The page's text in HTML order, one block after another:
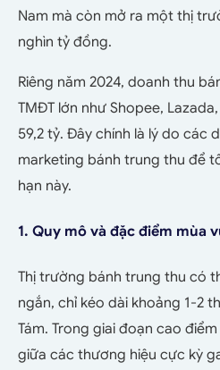
Nam mà còn mở ra một thị
nghìn tỷ đồng.
Riêng năm 2024, doanh thu
TMĐT lớn như Shopee,
59,2 tỷ. Đây chính là lý do các
marketing bánh trung thu để
hạn này.
1. Quy mô và đặc điểm mùa
Thị trường bánh trung thu có
ngắn, chỉ kéo dài khoảng 1-2
Tám. Trong giai đoạn cao
giữa các thương hiệu cực kỳ